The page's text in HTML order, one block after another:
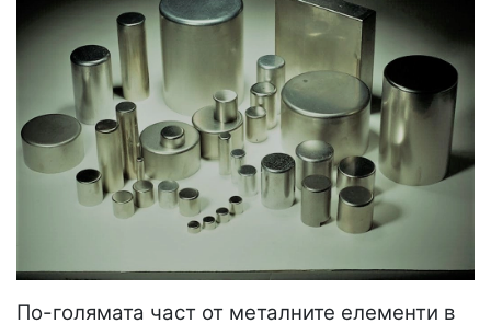
По-голямата част от металните елементи в